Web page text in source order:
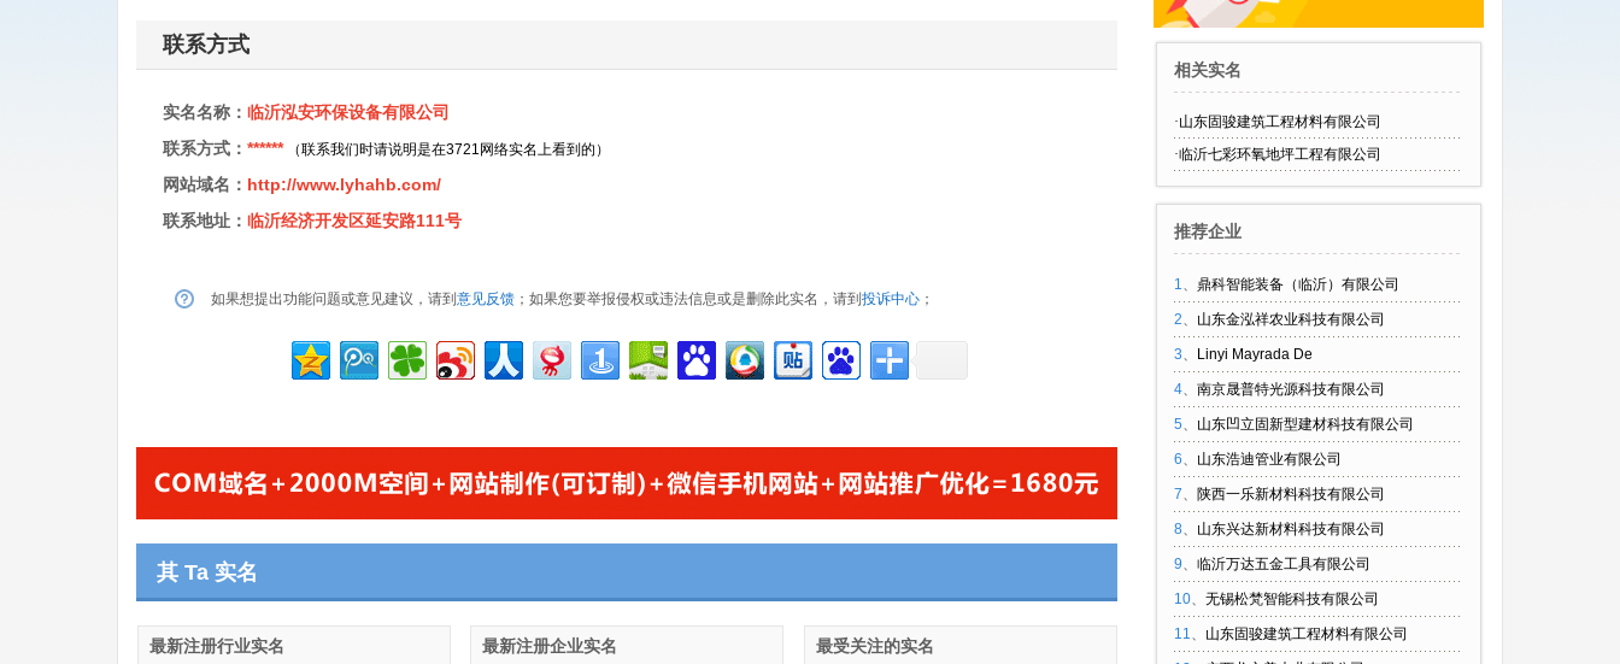
联系方式
实名名称： 临沂泓安环保设备有限公司
联系方式： ******（联系我们时请说明是在3721网络实名上看到的）
网站域名： http://www.lyhahb.com/
联系地址： 临沂经济开发区延安路111号
如果想提出功能问题或意见建议，请到 意见反馈 ；如果您要举报侵权或违法信息或是删除此实名，请到 投诉中心 ；
其 Ta 实名
最新注册行业实名 最新注册企业实名 最受关注的实名
相关实名
·山东固骏建筑工程材料有限公司
·临沂七彩环氧地坪工程有限公司
推荐企业
1、 鼎科智能装备（临沂）有限公司
2、 山东金泓祥农业科技有限公司
3、 Linyi Mayrada De
4、 南京晟普特光源科技有限公司
5、 山东凹立固新型建材科技有限公司
6、 山东浩迪管业有限公司
7、 陕西一乐新材料科技有限公司
8、 山东兴达新材料科技有限公司
9、 临沂万达五金工具有限公司
10、 无锡松梵智能科技有限公司
11、 山东固骏建筑工程材料有限公司